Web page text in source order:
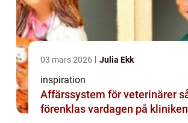
03 mars 2026 Julia Ekk
inspiration
Affärssystem för veterinärer så
förenklas vardagen på kliniken